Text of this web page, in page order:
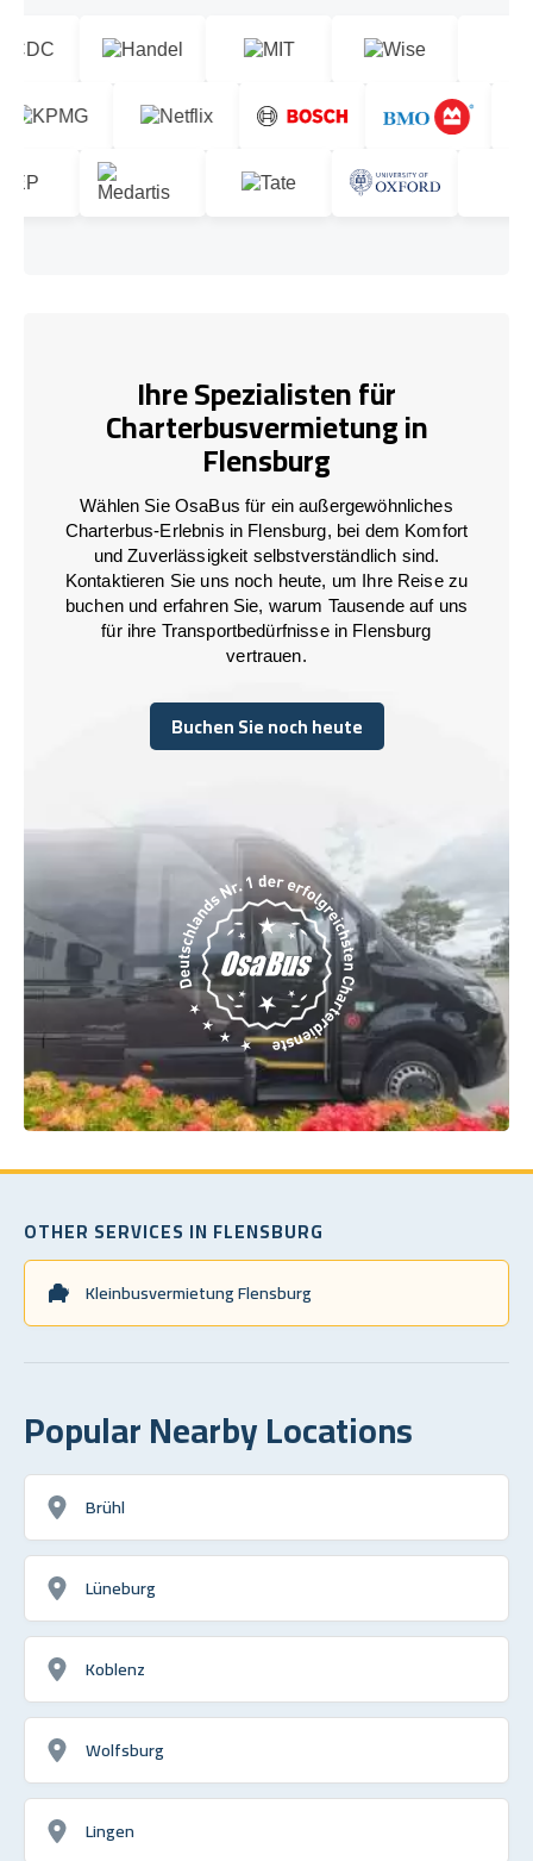
Ihre Spezialisten für
Charterbusvermietung in
Flensburg
Wählen Sie OsaBus für ein außergewöhnliches
Charterbus-Erlebnis in Flensburg, bei dem Komfort
und Zuverlässigkeit selbstverständlich sind.
Kontaktieren Sie uns noch heute, um Ihre Reise zu
buchen und erfahren Sie, warum Tausende auf uns
für ihre Transportbedürfnisse in Flensburg
vertrauen.
Buchen Sie noch heute
Buchen Sie noch heute
OTHER SERVICES IN FLENSBURG
Kleinbusvermietung Flensburg
Popular Nearby Locations
Brühl
Lüneburg
Koblenz
Wolfsburg
Lingen